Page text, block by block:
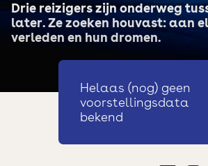
Drie reizigers zijn onderweg
later. Ze zoeken houvast: aan
verleden en hun dromen.
Helaas (nog) geen
voorstellingsdata
bekend